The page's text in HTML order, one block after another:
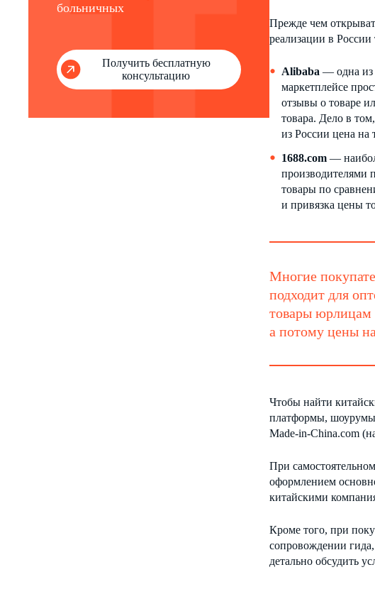
больничных
Получить бесплатную
консультацию
Прежде чем
реализации в
Alibaba — одна из
маркетплейсе
отзывы о товаре
товара. Дело в
из России цена на
1688.com —
производителями
товары по
и привязка цены
Многие
подходит для
товары юрлицам
а потому цены
Чтобы найти
платформы, шоурумы
Made-in-China.com
При
оформлением
китайскими
Кроме того, при
сопровождении
детально обсудить